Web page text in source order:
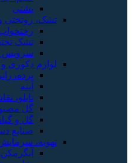
پشتی
تشک، روتختی
تشک
سرویس
لوازم دکوری و
پرده،
آینه
تابلو،
گل
گل و
صنایع
تهویه،